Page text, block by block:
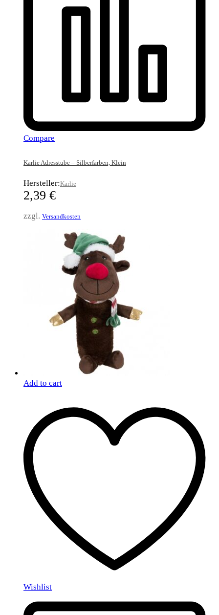
Compare
Karlie Adresstube – Silberfarben, Klein
Hersteller:Karlie
2,39 €
zzgl. Versandkosten
Add to cart
Wishlist